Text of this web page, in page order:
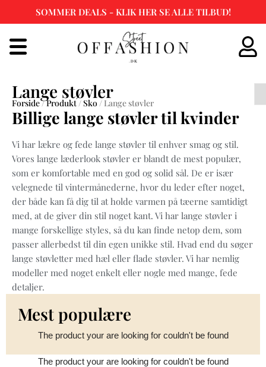
til
SOMMER DEALS - KLIK HER SE ALLE TILBUD!
Lange støvler
Forside/Produkt/Sko/ Lange støvler
Billige lange støvler til kvinder
Vi har lækre og fede lange støvler til enhver smag og stil.
Vores lange læderlook støvler er blandt de mest populær,
som er komfortable med en god og solid sål. De er især
velegnede til vintermånederne, hvor du leder efter noget,
der både kan få dig til at holde varmen på tæerne samtidigt
med, at de giver din stil noget kant. Vi har lange støvler i
mange forskellige styles, så du kan finde netop dem, som
passer allerbedst til din egen unikke stil. Hvad end du søger
lange støvletter med hæl eller flade støvler. Vi har nemlig
modeller med noget enkelt eller nogle med mange, fede
detaljer.
Mest populære
The product your are looking for couldn't be found
The product your are looking for couldn't be found